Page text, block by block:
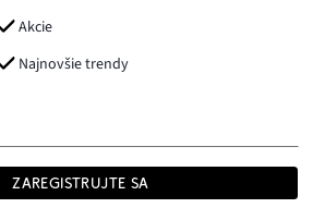
Akcie
Najnovšie trendy
ZAREGISTRUJTE SA